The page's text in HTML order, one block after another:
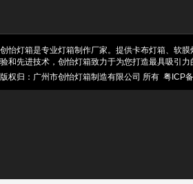
创怡灯箱是专业灯箱制作厂家。提供卡布灯箱、软
验和先进技术，创怡灯箱致力于为您打造最具吸引
版权归：广州市创怡灯箱制造有限公司 所有 粤ICP